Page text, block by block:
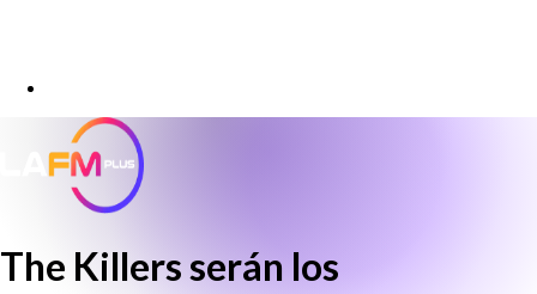
The Killers serán los